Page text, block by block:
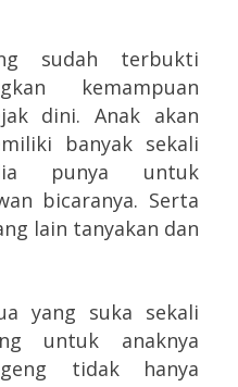
sudah terbukti
kemampuan
dini. Anak akan
banyak sekali
punya untuk
bicaranya. Serta
lain tanyakan dan
yang suka sekali
untuk anaknya
tidak hanya